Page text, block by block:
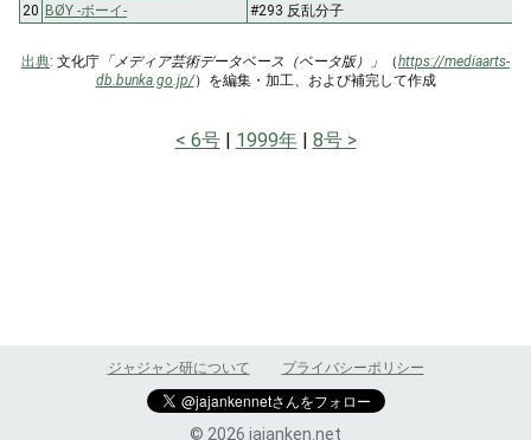
20 BØY -ボーイ- #293 反乱分子
出典: 文化庁 「メディア芸術データベース（ベータ版）」 （https://mediaarts-
db.bunka.go.jp/）を編集・加工、および補完して作成
6号 1999年 8号
ジャジャン研について プライバシーポリシー
© 2026 jajanken.net